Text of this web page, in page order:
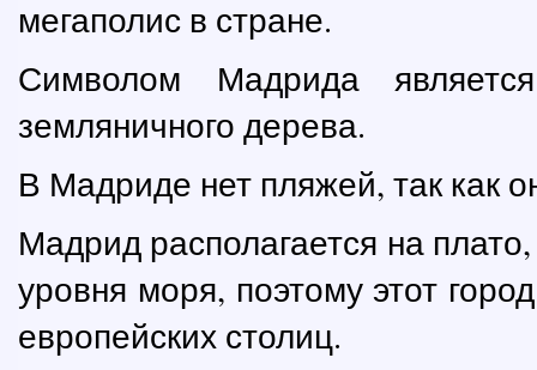
мегаполис в стране.
Символом Мадрида
земляничного дерева.
В Мадриде нет пляжей, так как
Мадрид располагается на
уровня моря, поэтому этот
европейских столиц.